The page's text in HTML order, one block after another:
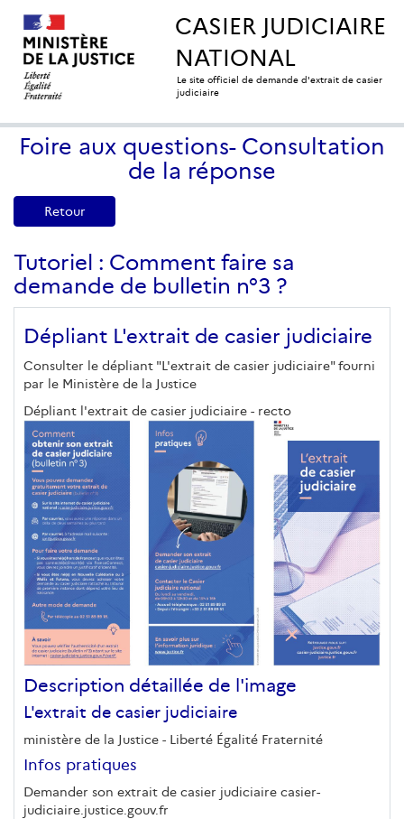
CASIER JUDICIAIRE
NATIONAL
Le site officiel de demande d'extrait de casier
judiciaire
Foire aux questions- Consultation
de la réponse
Retour
Tutoriel : Comment faire sa
demande de bulletin n°3 ?
Dépliant L'extrait de casier judiciaire
Consulter le dépliant "L'extrait de casier judiciaire" fourni
par le Ministère de la Justice
Dépliant l'extrait de casier judiciaire - recto
Description détaillée de l'image
L'extrait de casier judiciaire
ministère de la Justice - Liberté Égalité Fraternité
Infos pratiques
Demander son extrait de casier judiciaire casier-
judiciaire.justice.gouv.fr